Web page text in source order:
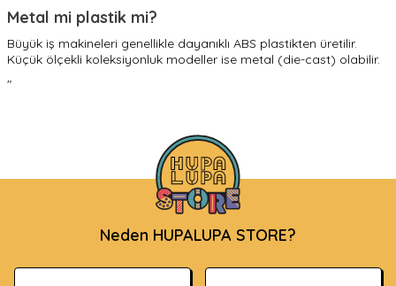
Metal mi plastik mi?
Büyük iş makineleri genellikle dayanıklı ABS plastikten üretilir.
Küçük ölçekli koleksiyonluk modeller ise metal (die-cast) olabilir.
"
Neden HUPALUPA STORE?